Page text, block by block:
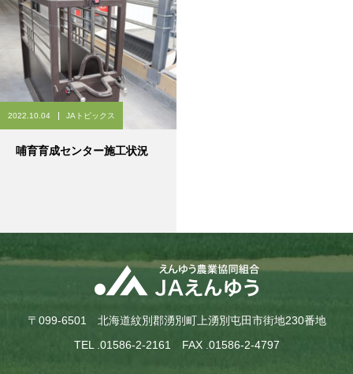
2022.10.04 JAトピックス
哺育育成センター施工状況
〒099-6501 北海道紋別郡湧別町上湧別屯田市街地230番地
TEL .01586-2-2161 FAX .01586-2-4797